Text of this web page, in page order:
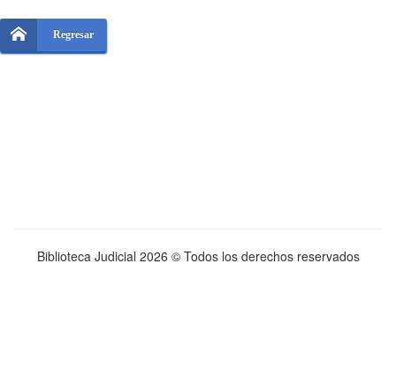
Regresar
Biblioteca Judicial 2026 © Todos los derechos reservados